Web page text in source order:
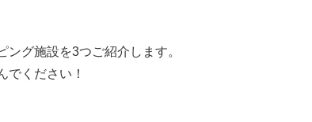
グ施設を3つご紹介します。
でください！